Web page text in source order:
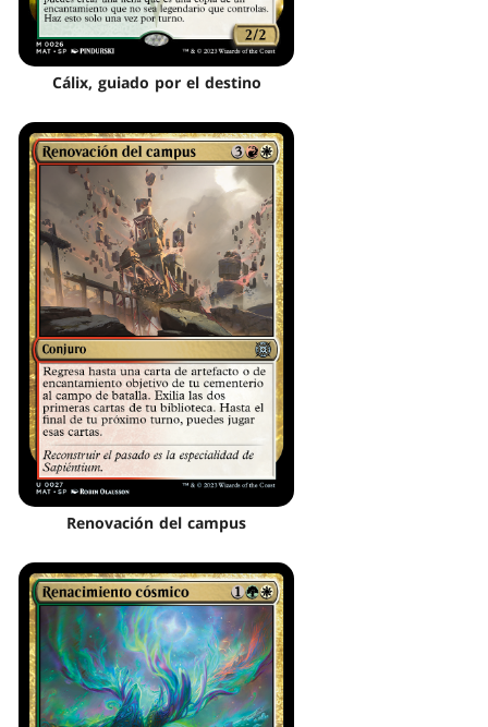
Cálix, guiado por el destino
Renovación del campus